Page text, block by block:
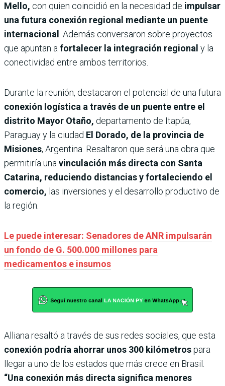
Mello, con quien coincidió en la necesidad de impulsar
una futura conexión regional mediante un puente
internacional
. Además conversaron sobre proyectos
que apuntan a fortalecer la integración regional y la
conectividad entre ambos territorios.
Durante la reunión, destacaron el potencial de una futura
conexión logística a través de un puente entre el
distrito Mayor Otaño, departamento de Itapúa,
Paraguay y la ciudad El Dorado, de la provincia de
Misiones, Argentina. Resaltaron que será una obra que
permitiría una vinculación más directa con Santa
Catarina, reduciendo distancias y fortaleciendo el
comercio, las inversiones y el desarrollo productivo de
la región.
Le puede interesar: Senadores de ANR impulsarán
un fondo de G. 500.000 millones para
medicamentos e insumos
Alliana resaltó a través de sus redes sociales, que esta
conexión podría ahorrar unos 300 kilómetrospara
llegar a uno de los estados que más crece en Brasil.
“Una conexión más directa significa menores